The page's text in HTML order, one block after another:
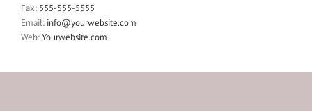
Fax: 555-555-5555
Email: info@yourwebsite.com
Web:Yourwebsite.com